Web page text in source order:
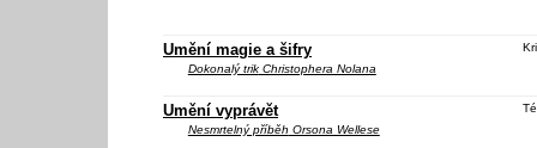
Umění magie a šifry
Dokonalý trikChristophera Nolana
Umění vyprávět
Nesmrtelný příběh Orsona Wellese